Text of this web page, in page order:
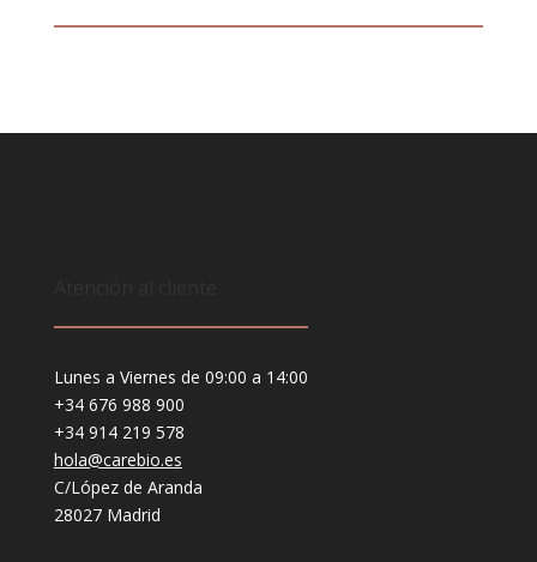
Lunes a Viernes de 09:00 a 14:00
+34 676 988 900
+34 914 219 578
hola@carebio.es
C/López de Aranda
28027 Madrid